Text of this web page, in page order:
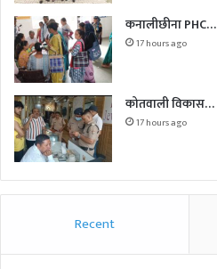
कनालीछीना PHC…
17 hours ago
कोतवाली विकास…
17 hours ago
Recent